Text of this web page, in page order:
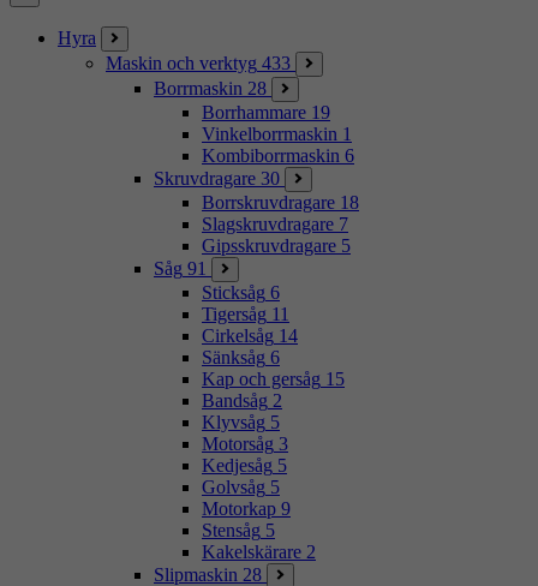
Stäng
Hyra
Maskin och verktyg 433
Borrmaskin 28
Borrhammare 19
Vinkelborrmaskin 1
Kombiborrmaskin 6
Skruvdragare 30
Borrskruvdragare 18
Slagskruvdragare 7
Gipsskruvdragare 5
Såg 91
Sticksåg 6
Tigersåg 11
Cirkelsåg 14
Sänksåg 6
Kap och gersåg 15
Bandsåg 2
Klyvsåg 5
Motorsåg 3
Kedjesåg 5
Golvsåg 5
Motorkap 9
Stensåg 5
Kakelskärare 2
Slipmaskin 28